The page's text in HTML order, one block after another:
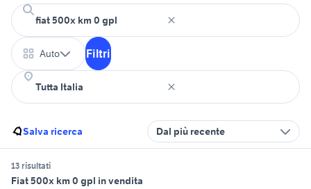
Auto Filtri
Salva ricerca Dal più recente
13 risultati
Fiat 500x km 0 gpl in vendita